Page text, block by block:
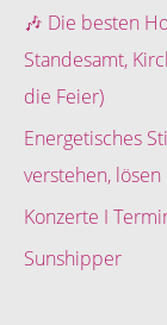
n
n
a
c
🎶 Die besten
Standesamt,
die Feier)
Energetisches
verstehen,
Konzerte I
Sunshipper